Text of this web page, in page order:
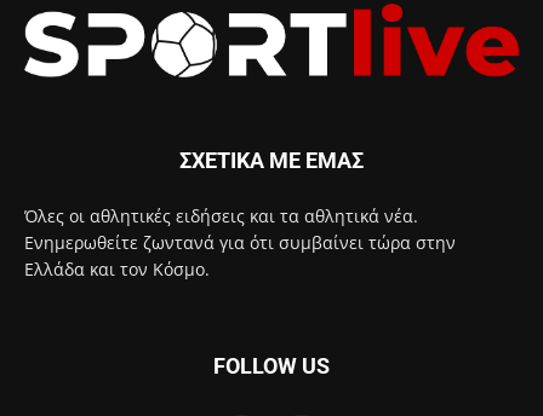
ΣΧΕΤΙΚΑ ΜΕ ΕΜΑΣ
Όλες οι αθλητικές ειδήσεις και τα αθλητικά νέα.
Ενημερωθείτε ζωντανά για ότι συμβαίνει τώρα στην
Ελλάδα και τον Κόσμο.
FOLLOW US